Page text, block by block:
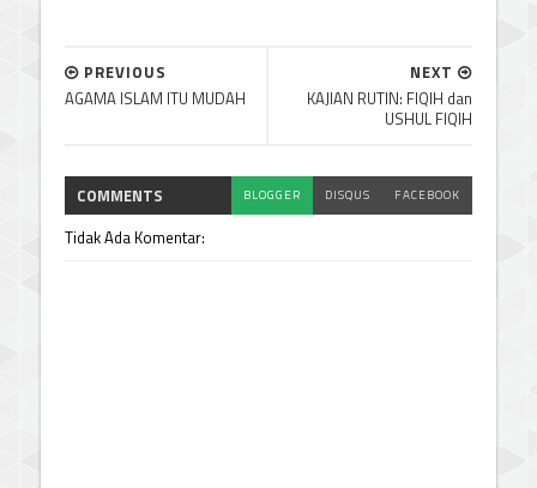
NEXT
KAJIAN RUTIN: FIQIH dan
USHUL FIQIH
PREVIOUS
AGAMA ISLAM ITU MUDAH
COMMENTS BLOGGER DISQUS FACEBOOK
Tidak Ada Komentar: